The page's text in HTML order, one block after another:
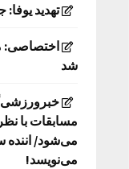
تهدید
اختصاصی:
شد
مسابقات با
می‌شود/ اننده
می‌نویسد!